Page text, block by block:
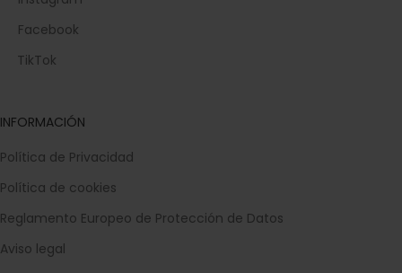
Facebook
TikTok
INFORMACIÓN
Política de Privacidad
Política de cookies
Reglamento Europeo de Protección de Datos
Aviso legal